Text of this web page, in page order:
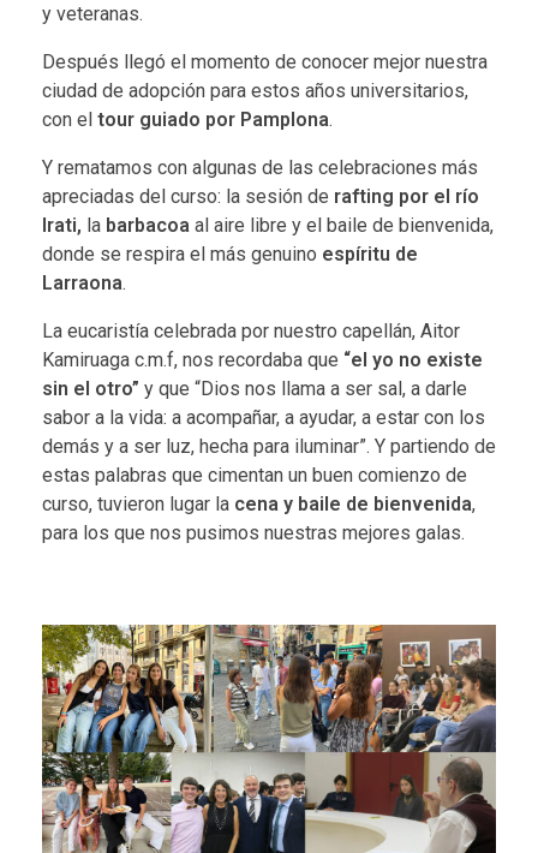
y veteranas.
Después llegó el momento de conocer mejor nuestra
ciudad de adopción para estos años universitarios,
con el tour guiado por Pamplona.
Y rematamos con algunas de las celebraciones más
apreciadas del curso: la sesión de rafting por el río
Irati, la barbacoa al aire libre y el baile de bienvenida,
donde se respira el más genuino espíritu de
Larraona.
La eucaristía celebrada por nuestro capellán, Aitor
Kamiruaga c.m.f, nos recordaba que “el yo no existe
sin el otro” y que “Dios nos llama a ser sal, a darle
sabor a la vida: a acompañar, a ayudar, a estar con los
demás y a ser luz, hecha para iluminar”. Y partiendo de
estas palabras que cimentan un buen comienzo de
curso, tuvieron lugar la cena y baile de bienvenida,
para los que nos pusimos nuestras mejores galas.